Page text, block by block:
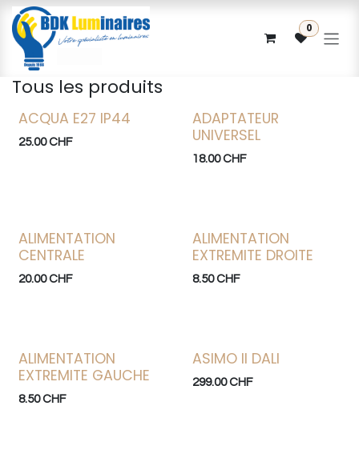
Se rendre au contenu
0
Tous les produits
Bonne affaire
ACQUA E27 IP44
25.00CHF
ADAPTATEUR
UNIVERSEL
18.00CHF
ALIMENTATION
CENTRALE
20.00CHF
ALIMENTATION
EXTREMITE DROITE
8.50CHF
ALIMENTATION
EXTREMITE GAUCHE
8.50CHF
ASIMO II DALI
299.00CHF